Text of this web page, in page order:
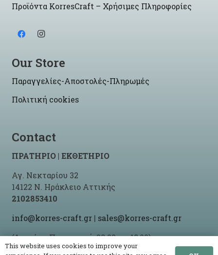
Προϊόντα KorresCraft – Χρήσιμες Πληροφορίες
Our Store
Παραγγελίες-Αποστολές-Πληρωμές
Πολιτική cookies
Contact
ΠΡΑΤΗΡΙΟ | ΕΚΘΕΤΗΡΙΟ
Αγ. Νεκταρίου 32
14122 Ν. Ηράκλειο Αττικής
2102853410
info@korres-craft.gr | sales@korres-craft.gr
(Δευτέρα-Παρασκευή: 09:00 ως 18:00)
This website uses cookies to improve your